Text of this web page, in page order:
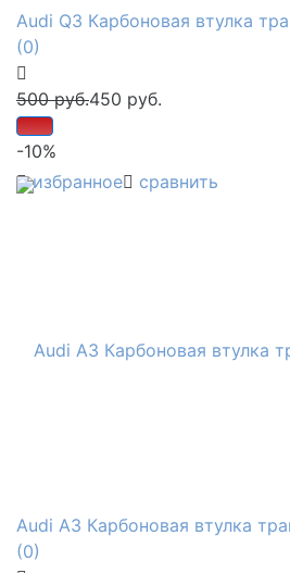
избранное сравнить
Audi Q3 Карбоновая втулка
(0)
500 руб.450 руб.
-10%
Audi A3 Карбоновая втулка
(0)